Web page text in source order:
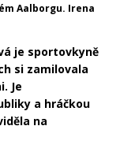
Aalborgu. Irena
je sportovkyně
si zamilovala
Je
a hráčkou
na